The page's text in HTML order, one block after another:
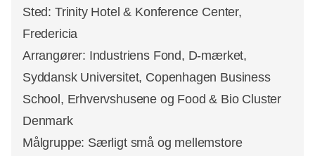
Sted: Trinity Hotel & Konference Center,
Fredericia
Arrangører: Industriens Fond, D-mærket,
Syddansk Universitet, Copenhagen Business
School, Erhvervshusene og Food & Bio Cluster
Denmark
Målgruppe: Særligt små og mellemstore